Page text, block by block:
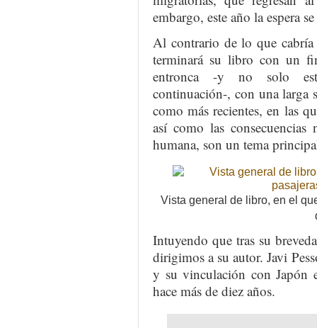
embargo, este año la espera
Al contrario de lo que cabría
terminará su libro con un
entronca -y no solo
continuación-, con una larga
como más recientes, en las
así como las consecuencias
humana, son un tema
Vista general de libro, en el
Intuyendo que tras su
dirigimos a su autor. Javi
y su vinculación con Japón
hace más de diez años.